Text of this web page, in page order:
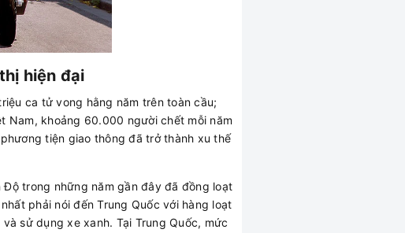
hiện đại
ca tử vong hằng năm trên toàn cầu;
Nam, khoảng 60.000 người chết mỗi năm
tiện giao thông đã trở thành xu thế
trong những năm gần đây đã đồng loạt
phải nói đến Trung Quốc với hàng loạt
sử dụng xe xanh. Tại Trung Quốc, mức